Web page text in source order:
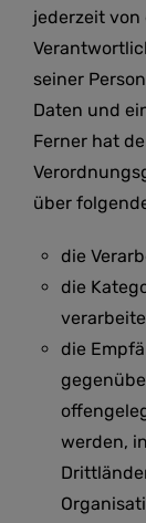
jederzeit
seiner
Daten und
Ferner hat
über
die
die
die
werden,